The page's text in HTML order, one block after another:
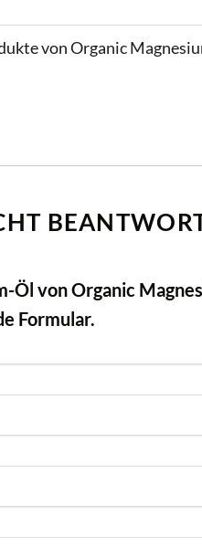
von Organic
Öl von Organic
Formular.